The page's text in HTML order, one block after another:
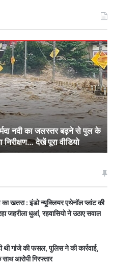
नदी का जलस्तर बढ़ने से पुल के
देखें पूरा वीडियो
का खतरा : इंडो न्यूक्लियर एथेनॉल प्लांट की
जहरीला धुआं, रहवासियो ने उठाए सवाल
गांजे की फसल, पुलिस ने की कार्रवाई,
आरोपी गिरफ्तार